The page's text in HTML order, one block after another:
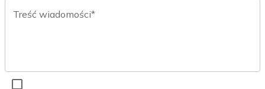
Treść wiadomości*